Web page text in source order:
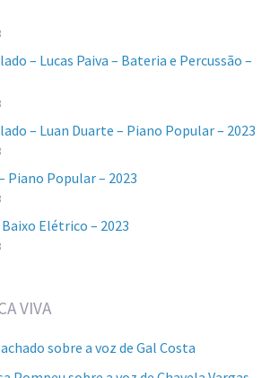
– Lucas Paiva – Bateria e Percussão –
– Luan Duarte – Piano Popular – 2023
Piano Popular – 2023
Elétrico – 2023
VIVA
sobre a voz de Gal Costa